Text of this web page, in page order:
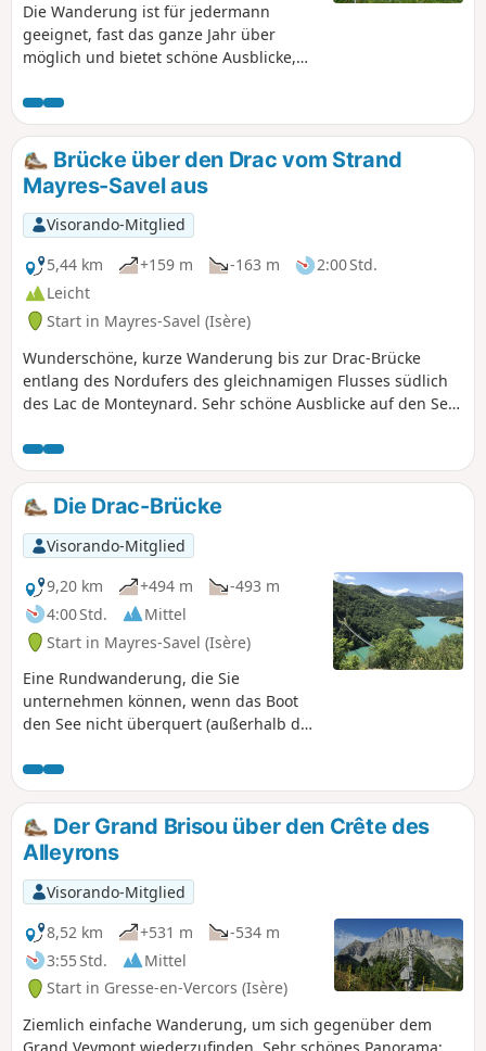
Die Wanderung ist für jedermann
geeignet, fast das ganze Jahr über
möglich und bietet schöne Ausblicke,
Orientierungskenntnisse. Kann auch
mit Schneeschuhen unternommen
werden. Zwischen dem Pas du Serpaton
und Chaumeil gibt es keine Wegweiser.
Brücke über den Drac vom Strand
Mayres-Savel aus
Visorando-Mitglied
5,44 km
+159 m -163 m
2:00 Std.
Leicht
Start in Mayres-Savel (Isère)
Wunderschöne, kurze Wanderung bis zur Drac-Brücke
entlang des Nordufers des gleichnamigen Flusses südlich
des Lac de Monteynard. Sehr schöne Ausblicke auf den See
vor dem Rückweg.
Die Drac-Brücke
Visorando-Mitglied
9,20 km
+494 m
-493 m
4:00 Std.
Mittel
Start in Mayres-Savel (Isère)
Eine Rundwanderung, die Sie
unternehmen können, wenn das Boot
den See nicht überquert (außerhalb der
und die Stege an zwei Tagen
überqueren möchten. Siehe Wanderung
Pont de Brion und Ébron-Steg. Diese
Wanderung ist nicht für Personen
geeignet, die unter Höhenangst oder
einer Phobie vor Einstürzen leiden.
Der Grand Brisou über den Crête des
Alleyrons
Visorando-Mitglied
8,52 km
+531 m
-534 m
3:55 Std.
Mittel
Start in Gresse-en-Vercors (Isère)
Ziemlich einfache Wanderung, um sich gegenüber dem